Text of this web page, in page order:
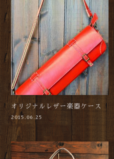
オリジナルレザー楽器ケース
2015.06.25